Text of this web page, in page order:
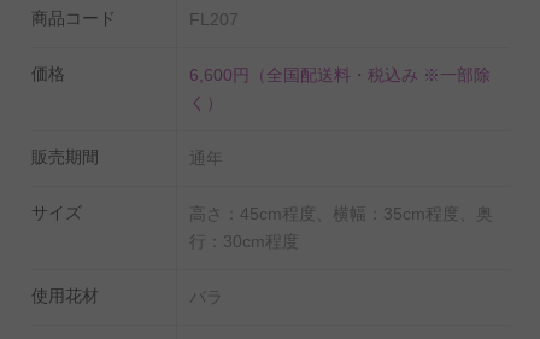
スタンドブーケタイプなのでアレンジメントフラワーの
が、お届け先様に花瓶等を用意いただく手間をお掛けし
お渡しまでの保管にお困りの際は、そのまま置いて飾れ
商品コード FL207
価格 6,600円
（全国配送料・税込み ※一部除
く）
販売期間 通年
サイズ
高さ：45cm程度、横幅：35cm程度、奥
行：30cm程度
使用花材 バラ